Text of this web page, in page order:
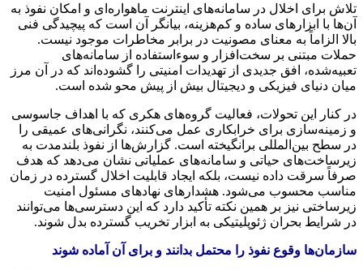
تلاش برای اخلال در سامانه‌های اینترنت ماهواره‌ای و امکان نفوذ به
آن‌ها با ابزارهای ساده و کم‌هزینه، بیانگر آن است که پیچیدگی فنی
بالا الزاماً به معنای مصونیت در برابر مخاطرات موجود نیست.
حملات مبتنی بر سخت‌افزار و سوءاستفاده از سامانه‌های
تعبیه‌شده، افق جدیدی از تهدیدات امنیتی را گشوده‌اند که در آن مرز
میان دنیای فیزیکی و دیجیتال بیش از پیش محو شده است.
در کنار این تحولات، فعالیت گروه‌های هکری که با اهداف جاسوسی
و زمینه‌سازی برای خرابکاری عمل می‌کنند، نگرانی‌های عمیقی را
در سطح بین‌المللی برانگیخته است. گزارش‌ها از نفوذ بلندمدت به
زیرساخت‌های حیاتی و سامانه‌های عملیاتی نشان می‌دهد که هدف
صرفاً سرقت داده نیست، بلکه ایجاد قابلیت اخلال گسترده در زمان
مناسب محسوب می‌شود. هشدارهای نهادهای مسئول امنیت
زیرساختی نیز بر همین نکته تأکید دارد که این دسترسی‌ها می‌توانند
در شرایط بحران ژئوپلیتیکی به ابزار تخریب گسترده بدل شوند.
سازمان‌ها وقوع نفوذ را محتمل بدانند و برای آن آماده شوند